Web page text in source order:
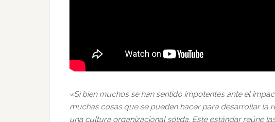
«Si bien muchos se han sentido impotentes ante el
muchas cosas que se pueden hacer para desarrollar la
una cultura organizacional sólida. Este estándar reúne